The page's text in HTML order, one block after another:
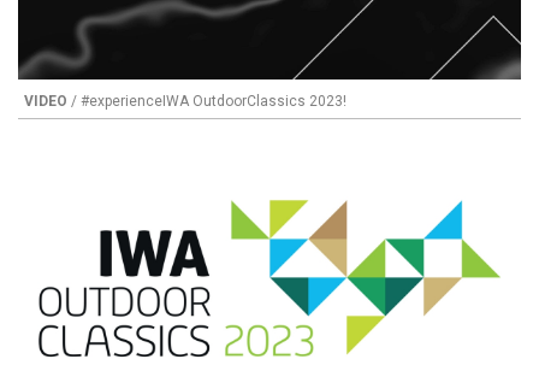
VIDEO / #experienceIWA OutdoorClassics 2023!